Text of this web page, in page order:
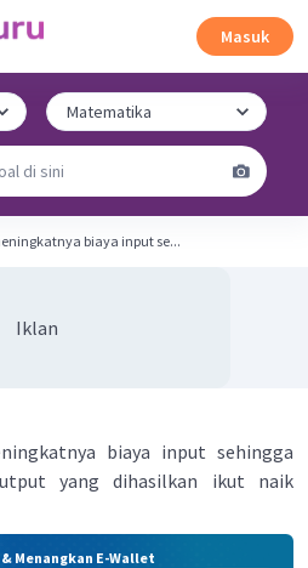
Masuk
biaya input se...
Iklan
biaya input sehingga
yang dihasilkan ikut naik
Menangkan E-Wallet